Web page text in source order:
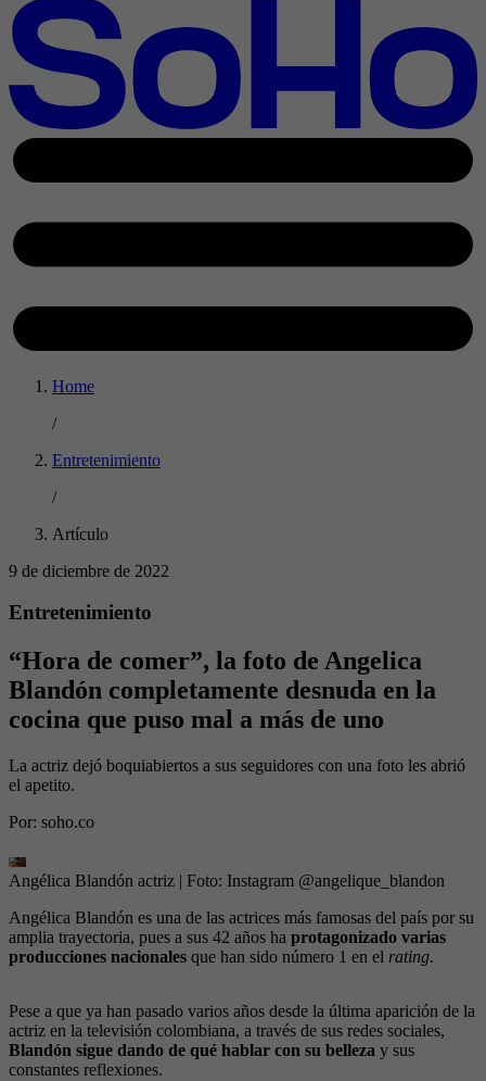
Home
/
Entretenimiento
/
Artículo
9 de diciembre de 2022
Entretenimiento
“Hora de comer”, la foto de Angelica
Blandón completamente desnuda en la
cocina que puso mal a más de uno
La actriz dejó boquiabiertos a sus seguidores con una foto les abrió
el apetito.
Por: soho.co
Angélica Blandón actriz | Foto: Instagram @angelique_blandon
Angélica Blandón es una de las actrices más famosas del país por su
amplia trayectoria, pues a sus 42 años ha protagonizado varias
producciones nacionales que han sido número 1 en el rating.
Pese a que ya han pasado varios años desde la última aparición de la
actriz en la televisión colombiana, a través de sus redes sociales,
Blandón sigue dando de qué hablar con su belleza y sus
constantes reflexiones.